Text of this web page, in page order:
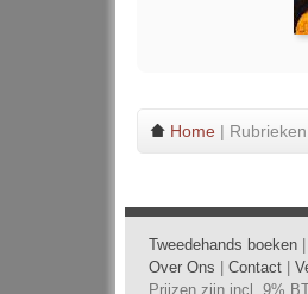
Home |
Tweedehands boeken
Over Ons
Contact
Prijzen zijn incl. 9%